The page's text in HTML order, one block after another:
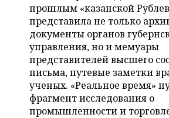
ВОЛЕЙБОЛ
КИБЕРСПОРТ
ФИГУРНОЕ КАТАНИЕ
ВОДНЫЕ ВИДЫ СПОРТА
ИСТОРИЯ
КУЛЬТУРА
МЕДИЦИНА
ОБРАЗОВАНИЕ
СПИСОК ПЕРСОН
СПИСОК КОМПАНИЙ
ПОЛНАЯ ВЕРСИЯ
прошлым «казанской
представила не только
документы органов
управления, но и мемуары
представителей высшего
письма, путевые заметки
ученых. «Реальное время»
фрагмент исследования о
промышленности и